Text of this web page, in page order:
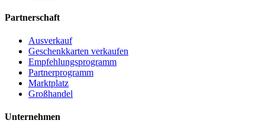
Partnerschaft
Ausverkauf
Geschenkkarten verkaufen
Empfehlungsprogramm
Partnerprogramm
Marktplatz
Großhandel
Unternehmen